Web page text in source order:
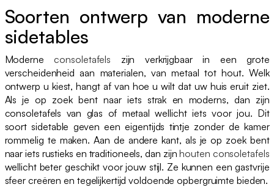
Soorten ontwerp van moderne
sidetables
Moderneconsoletafels zijn verkrijgbaar in een grote
verscheidenheid aan materialen, van metaal tot hout. Welk
ontwerp u kiest, hangt af van hoe u wilt dat uw huis eruit ziet.
Als je op zoek bent naar iets strak en moderns, dan zijn
consoletafels van glas of metaal wellicht iets voor jou. Dit
soort sidetable geven een eigentijds tintje zonder de kamer
rommelig te maken. Aan de andere kant, als je op zoek bent
naar iets rustieks en traditioneels, dan zijnhouten consoletafels
wellicht beter geschikt voor jouw stijl. Ze kunnen een gastvrije
sfeer creëren en tegelijkertijd voldoende opbergruimte bieden.